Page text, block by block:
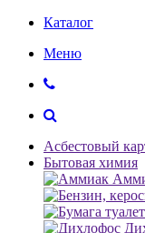
Каталог
Меню
Асбестовый
Бытовая химия